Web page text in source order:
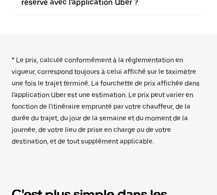
réservé avec l'application Uber ?
* Le prix, calculé conformément à la réglementation en
vigueur, correspond toujours à celui affiché sur le taximètre
une fois le trajet terminé. La fourchette de prix affichée dans
l'application Uber est une estimation. Le prix peut varier en
fonction de l'itinéraire emprunté par votre chauffeur, de la
durée du trajet, du jour de la semaine et du moment de la
journée, de votre lieu de prise en charge ou de votre
destination, et de tout supplément applicable.